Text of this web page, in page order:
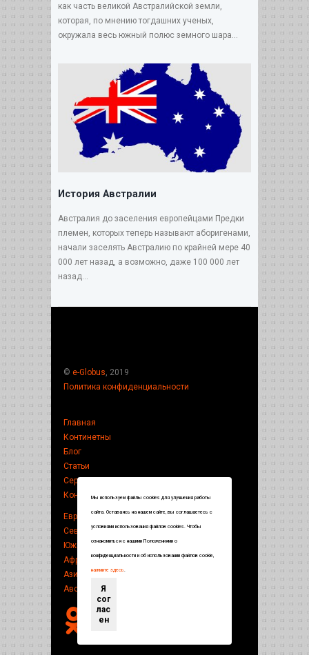
как часть великой Австралийской земли,
которая, по мнению тогдашних ученых,
окружала весь южный полюс земного шара...
История Австралии
Австралия до заселения европейцами Предки
племен, которых теперь называют аборигенами,
начали заселять Австралию по крайней мере 40
000 лет назад, а возможно, даже 100 000 лет
назад...
© e-Globus , 2019
Политика конфиденциальности
Главная
Континетны
Блог
Статьи
Сервисы
Контакты
Европа
Северная Америка
Южная Америка
Африка
Азия
Австралия
Мы используем файлы cookies для улучшения работы
сайта. Оставаясь на нашем сайте, вы соглашаетесь с
условиями использования файлов cookies. Чтобы
ознакомиться с нашими Положениями о
конфиденциальности и об использовании файлов cookie,
нажмите здесь.
Я
сог
лас
ен